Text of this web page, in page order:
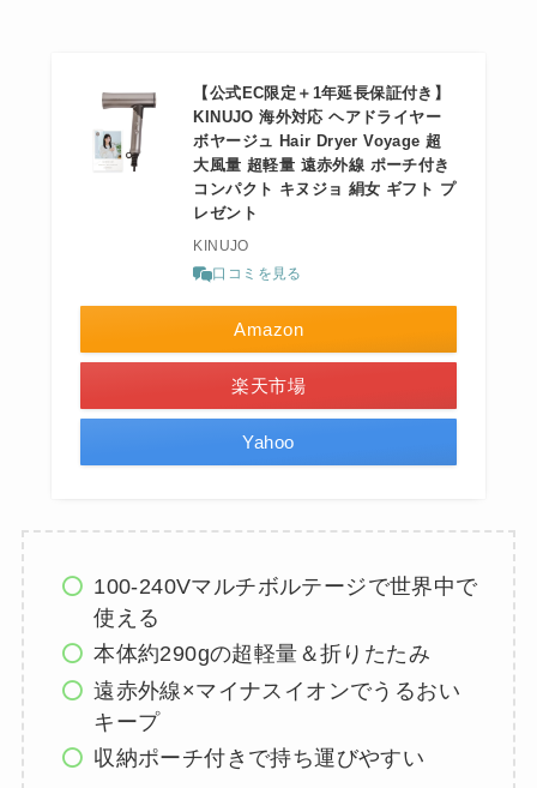
【公式EC限定＋1年延長保証付き】
KINUJO 海外対応 ヘアドライヤー
ボヤージュ Hair Dryer Voyage 超
大風量 超軽量 遠赤外線 ポーチ付き
コンパクト キヌジョ 絹女 ギフト プ
レゼント
KINUJO
口コミを見る
Amazon
楽天市場
Yahoo
100-240Vマルチボルテージで世界中で
使える
本体約290gの超軽量＆折りたたみ
遠赤外線×マイナスイオンでうるおい
キープ
収納ポーチ付きで持ち運びやすい